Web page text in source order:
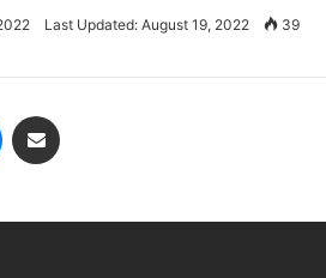
Last Updated: August 19, 2022 39